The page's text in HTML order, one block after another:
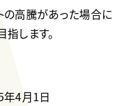
の高騰があった場合に
します。
年4月1日